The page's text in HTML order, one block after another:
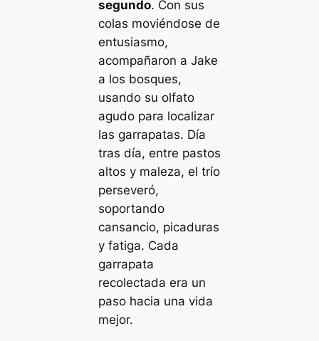
segundo. Con sus
colas moviéndose de
entusiasmo,
acompañaron a Jake
a los bosques,
usando su olfato
agudo para localizar
las garrapatas. Día
tras día, entre pastos
altos y maleza, el trío
perseveró,
soportando
cansancio, picaduras
y fatiga. Cada
garrapata
recolectada era un
paso hacia una vida
mejor.